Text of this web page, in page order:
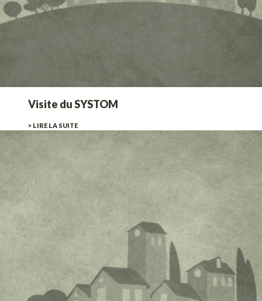
Visite du SYSTOM
> LIRE LA SUITE